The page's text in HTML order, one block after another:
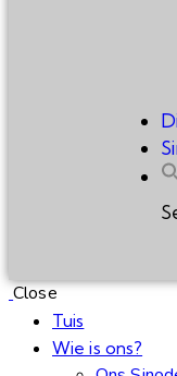
Close
Tuis
Wie is ons?